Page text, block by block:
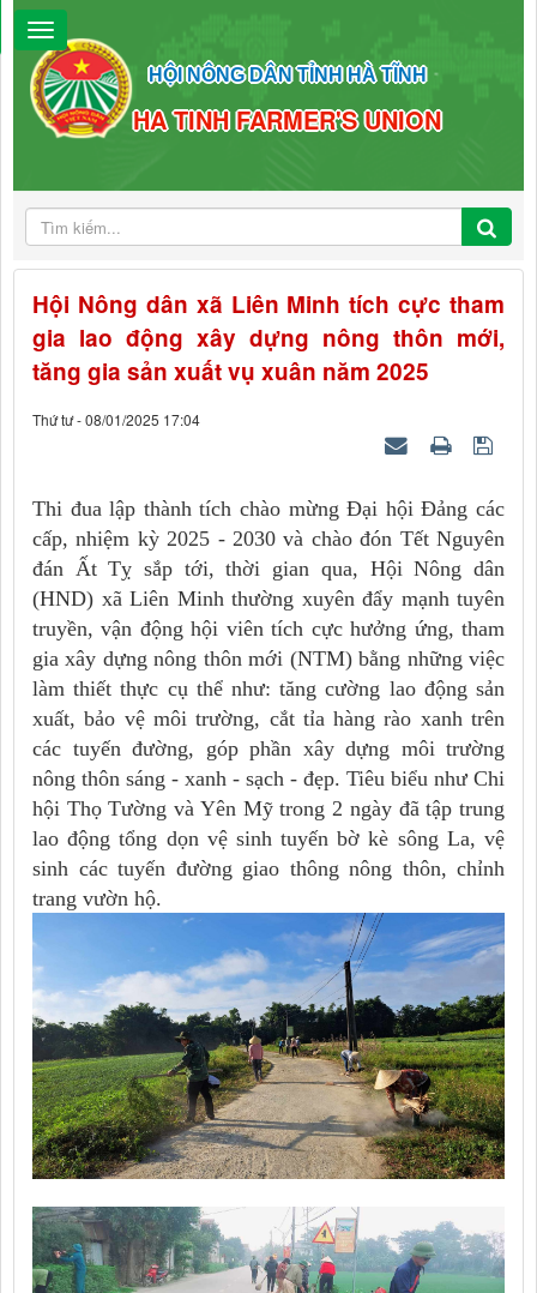
HỘI NÔNG DÂN TỈNH HÀ TĨNH
HA TINH FARMER'S UNION
Hội Nông dân xã Liên Minh tích cực tham
gia lao động xây dựng nông thôn mới,
tăng gia sản xuất vụ xuân năm 2025
Thứ tư - 08/01/2025 17:04
Thi đua lập thành tích chào mừng Đại hội Đảng các
cấp, nhiệm kỳ 2025 - 2030 và chào đón Tết Nguyên
đán Ất Tỵ sắp tới, thời gian qua, Hội Nông dân
(HND) xã Liên Minh thường xuyên đẩy mạnh tuyên
truyền, vận động hội viên tích cực hưởng ứng, tham
gia xây dựng nông thôn mới (NTM) bằng những việc
làm thiết thực cụ thể như: tăng cường lao động sản
xuất, bảo vệ môi trường, cắt tỉa hàng rào xanh trên
các tuyến đường, góp phần xây dựng môi trường
nông thôn sáng - xanh - sạch - đẹp. Tiêu biểu như Chi
hội Thọ Tường và Yên Mỹ trong 2 ngày đã tập trung
lao động tổng dọn vệ sinh tuyến bờ kè sông La, vệ
sinh các tuyến đường giao thông nông thôn, chỉnh
trang vườn hộ.